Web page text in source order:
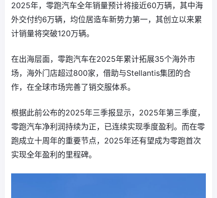
2025年，零跑汽车全年销量预计将接近60万辆，其中海
外交付约6万辆，均位居造车新势力第一，其创立以来累
计销量将突破120万辆。
在出海层面，零跑汽车在2025年累计拓展35个海外市
场，海外门店超过800家，借助与Stellantis集团的合
作，在全球市场完善了销交服体系。
根据此前公布的2025年三季报显示，2025年第三季度，
零跑汽车净利润持续为正，已连续实现季度盈利。而在零
跑成立十周年的重要节点，2025年还有望成为零跑首次
实现全年盈利的里程碑。